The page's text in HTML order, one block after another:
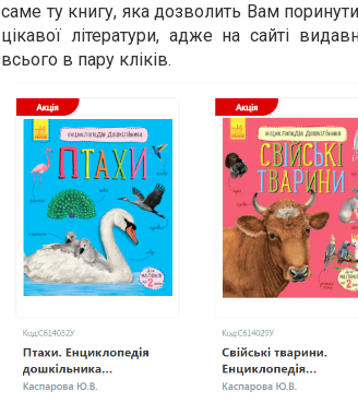
саме ту книгу, яка дозволить Вам
цікавої літератури, адже на сайті
всього в пару кліків.